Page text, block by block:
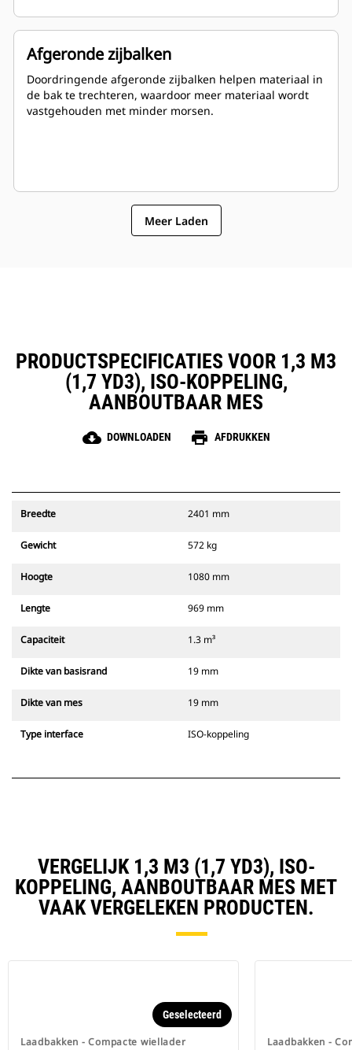
Afgeronde zijbalken
Doordringende afgeronde zijbalken helpen materiaal in
de bak te trechteren, waardoor meer materiaal wordt
vastgehouden met minder morsen.
Meer Laden
PRODUCTSPECIFICATIES VOOR 1,3 M3
(1,7 YD3), ISO-KOPPELING,
AANBOUTBAAR MES
cloud_download DOWNLOADEN print AFDRUKKEN
Breedte 2401 mm
Gewicht 572 kg
Hoogte 1080 mm
Lengte 969 mm
Capaciteit 1.3 m³
Dikte van basisrand 19 mm
Dikte van mes 19 mm
Type interface ISO-koppeling
VERGELIJK 1,3 M3 (1,7 YD3), ISO-
KOPPELING, AANBOUTBAAR MES MET
VAAK VERGELEKEN PRODUCTEN.
Laadbakken - Compacte wiellader
Geselecteerd
Laadbakken -